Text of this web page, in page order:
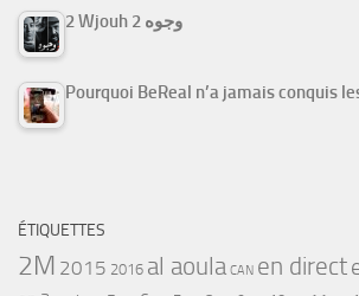
2 Wjouh 2 وجوه
Pourquoi BeReal n’a jamais conquis
ÉTIQUETTES
2M 2015 2016 al aoula CAN en direct